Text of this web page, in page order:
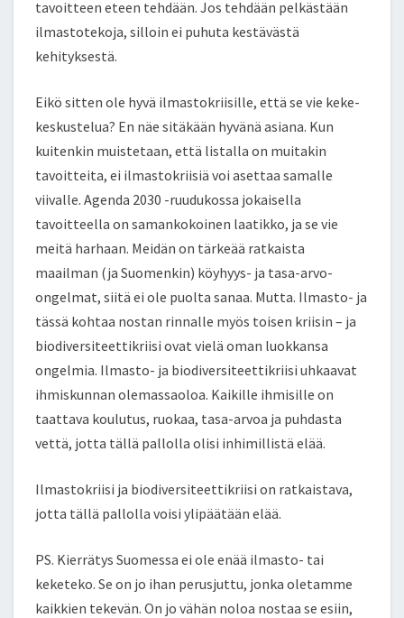
tavoitteen eteen tehdään. Jos tehdään pelkästään
ilmastotekoja, silloin ei puhuta kestävästä
kehityksestä.
Eikö sitten ole hyvä ilmastokriisille, että se vie keke-
keskustelua? En näe sitäkään hyvänä asiana. Kun
kuitenkin muistetaan, että listalla on muitakin
tavoitteita, ei ilmastokriisiä voi asettaa samalle
viivalle. Agenda 2030 -ruudukossa jokaisella
tavoitteella on samankokoinen laatikko, ja se vie
meitä harhaan. Meidän on tärkeää ratkaista
maailman (ja Suomenkin) köyhyys- ja tasa-arvo-
ongelmat, siitä ei ole puolta sanaa. Mutta. Ilmasto- ja
tässä kohtaa nostan rinnalle myös toisen kriisin – ja
biodiversiteettikriisi ovat vielä oman luokkansa
ongelmia. Ilmasto- ja biodiversiteettikriisi uhkaavat
ihmiskunnan olemassaoloa. Kaikille ihmisille on
taattava koulutus, ruokaa, tasa-arvoa ja puhdasta
vettä, jotta tällä pallolla olisi inhimillistä elää.
Ilmastokriisi ja biodiversiteettikriisi on ratkaistava,
jotta tällä pallolla voisi ylipäätään elää.
PS. Kierrätys Suomessa ei ole enää ilmasto- tai
keketeko. Se on jo ihan perusjuttu, jonka oletamme
kaikkien tekevän. On jo vähän noloa nostaa se esiin,